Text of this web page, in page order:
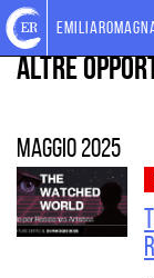
Torna
alla
home
page
Cerca
nel
sito
Salta
ai
contenuti
Salta
al
menu
principale
FORMAZIONE
Altre
maggio 2025